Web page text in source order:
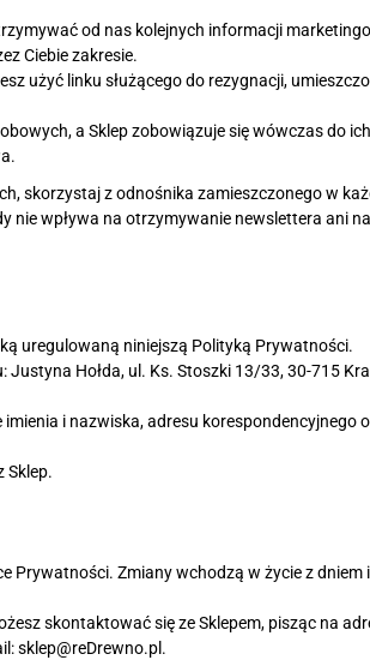
od nas kolejnych informacji
Ciebie zakresie.
użyć linku służącego do rezygnacji,
a Sklep zobowiązuje się wówczas do
skorzystaj z odnośnika zamieszczonego w
nie wpływa na otrzymywanie newslettera ani
uregulowaną niniejszą Polityką Prywatności.
Justyna Hołda, ul. Ks. Stoszki 13/33, 30-715
i nazwiska, adresu korespondencyjnego
Sklep.
Prywatności. Zmiany wchodzą w życie z
skontaktować się ze Sklepem, pisząc na
sklep@reDrewno.pl.